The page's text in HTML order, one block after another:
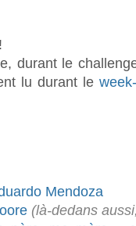
durant le
lu durant le
Mendoza
(là-dedans